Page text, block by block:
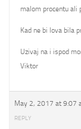
malom procentu ali
Kad ne bi lova bila
Uzivaj na i ispod
Viktor
May 2, 2017 at 9:07
REPLY